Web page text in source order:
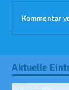
Kommentar
Aktuelle